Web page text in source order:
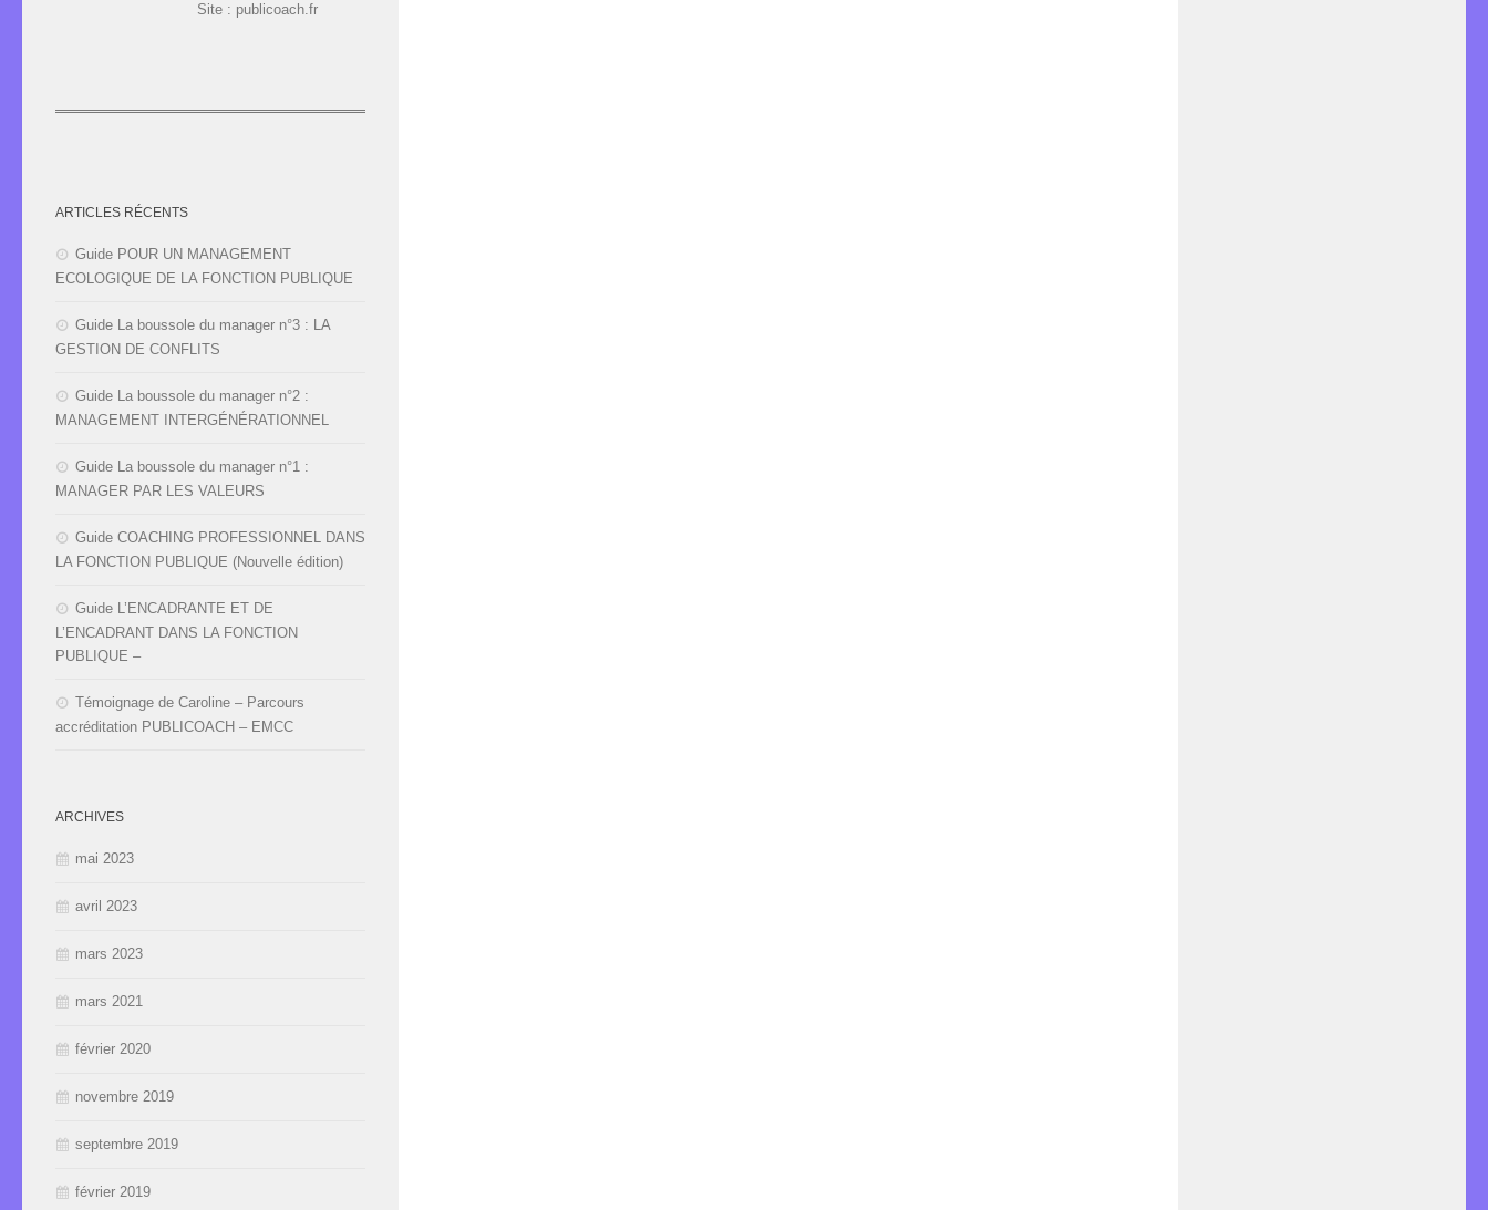
Site : publicoach.fr
ARTICLES RÉCENTS
Guide POUR UN MANAGEMENT
ECOLOGIQUE DE LA FONCTION PUBLIQUE
Guide La boussole du manager n°3 : LA
GESTION DE CONFLITS
Guide La boussole du manager n°2 :
MANAGEMENT INTERGÉNÉRATIONNEL
Guide La boussole du manager n°1 :
MANAGER PAR LES VALEURS
Guide COACHING PROFESSIONNEL DANS
LA FONCTION PUBLIQUE (Nouvelle édition)
Guide L’ENCADRANTE ET DE
L’ENCADRANT DANS LA FONCTION
PUBLIQUE –
Témoignage de Caroline – Parcours
accréditation PUBLICOACH – EMCC
ARCHIVES
mai 2023
avril 2023
mars 2023
mars 2021
février 2020
novembre 2019
septembre 2019
février 2019